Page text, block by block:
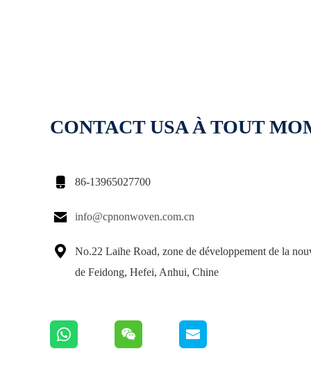
CONTACT USA À TOUT
 86-13965027700
 info@cpnonwoven.com.cn

No.22 Laihe Road, zone de développement de la
de Feidong, Hefei, Anhui, Chine